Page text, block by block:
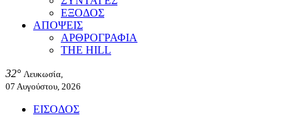
ΕΞΟΔΟΣ
ΑΠΟΨΕΙΣ
ΑΡΘΡΟΓΡΑΦΙΑ
THE HILL
32° Λευκωσία,
07 Αυγούστου, 2026
ΕΙΣΟΔΟΣ